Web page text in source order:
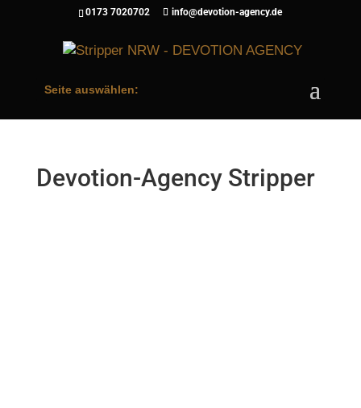
0173 7020702 info@devotion-agency.de
Seite auswählen:
Devotion-Agency Stripper